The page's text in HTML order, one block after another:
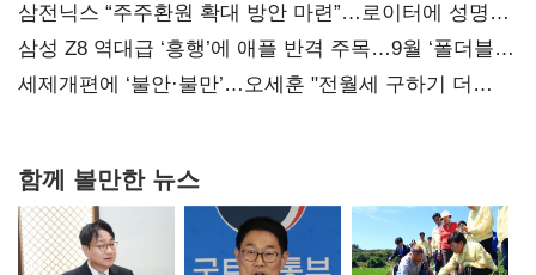
지지도 '50% 아래로'(종합)
삼전닉스 “주주환원 확대 방안 마련”…로이터에 성명
보내
삼성 Z8 역대급 ‘흥행’에 애플 반격 주목…9월 ‘폴더블
대전’
세제개편에 ‘불안·불만’…오세훈 "전월세 구하기 더
함께 볼만한 뉴스